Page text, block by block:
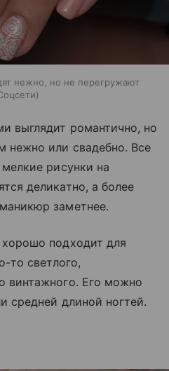
нежно, но не перегружают
выглядит романтично, но
нежно или свадебно. Все
рисунки на
деликатно, а более
заметнее.
подходит для
то светлого,
винтажного. Его можно
средней длиной ногтей.